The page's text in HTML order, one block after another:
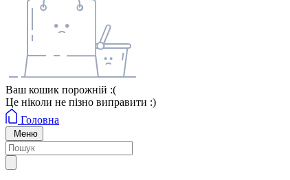
Ваш кошик порожній :(
Це ніколи не пізно виправити :)
Головна
Меню